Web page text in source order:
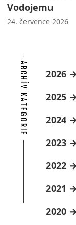
Vodojemu
24. července 2026
ARCHÍV KATEGORIE 2026
2025
2024
2023
2022
2021
2020